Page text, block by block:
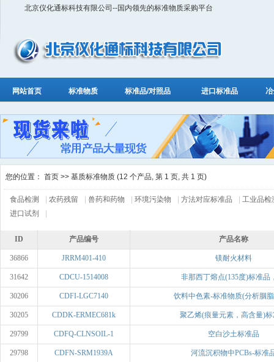
北京仪化通标科技有限公司--国内领先的标准物质采购平台
网站首页 标准物质 标准品/对照品 进口标准品
您的位置： 首页 >> 基质标准物质 (12 个产品, 第 1 页, 共 1 页)
食品检测 农药残留 兽药和药物 环境污染物 方法对应标准品
工业品检
进口试剂
ID 产品编号 产品名称
36866 JRRM401-410 镁耐火材料
31642 CDCU-1514008 非那西丁熔点(135度)标准品
30206 CDFI-LGC7140 饮料中色素-标准物质(分析胭
30205 CDDK-ERMEC681k 聚乙烯(痕量元素，高含量)
29799 CDFQ-CLNSOIL-1 空白沙土标准品
29798 CDFN-SRM1939A 河流沉积物中PCBs-标准